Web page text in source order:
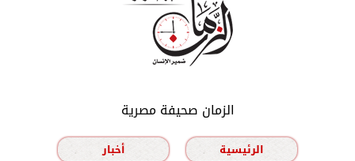
الزمان صحيفة مصرية
الرئيسية
أخبار